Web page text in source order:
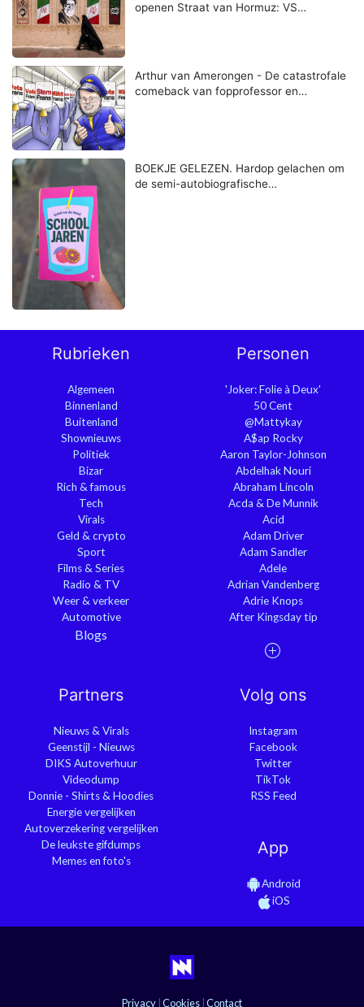
openen Straat van Hormuz: VS…
Arthur van Amerongen - De catastrofale
comeback van fopprofessor en…
BOEKJE GELEZEN. Hardop gelachen om
de semi-autobiografische…
Rubrieken
Algemeen
Binnenland
Buitenland
Shownieuws
Politiek
Bizar
Rich & famous
Tech
Virals
Geld & crypto
Sport
Films & Series
Radio & TV
Weer & verkeer
Automotive
Blogs
Personen
'Joker: Folie à Deux'
50 Cent
@Mattykay
A$ap Rocky
Aaron Taylor-Johnson
Abdelhak Nouri
Abraham Lincoln
Acda & De Munnik
Acid
Adam Driver
Adam Sandler
Adele
Adrian Vandenberg
Adrie Knops
After Kingsday tip
Partners
Nieuws & Virals
Geenstijl - Nieuws
DIKS Autoverhuur
Videodump
Donnie - Shirts & Hoodies
Energie vergelijken
Autoverzekering vergelijken
De leukste gifdumps
Memes en foto's
Volg ons
Instagram
Facebook
Twitter
TikTok
RSS Feed
App
Android
iOS
Privacy Cookies Contact